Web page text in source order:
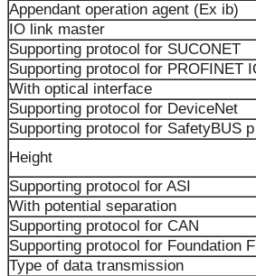
Appendant operation agent (Ex ib)
IO link master
Supporting protocol for SUCONET
Supporting protocol for PROFINET
With optical interface
Supporting protocol for DeviceNet
Supporting protocol for SafetyBUS p
Height
Supporting protocol for ASI
With potential separation
Supporting protocol for CAN
Supporting protocol for Foundation
Type of data transmission